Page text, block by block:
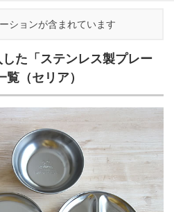
ションが含まれています
た「ステンレス製プレー
覧（セリア）